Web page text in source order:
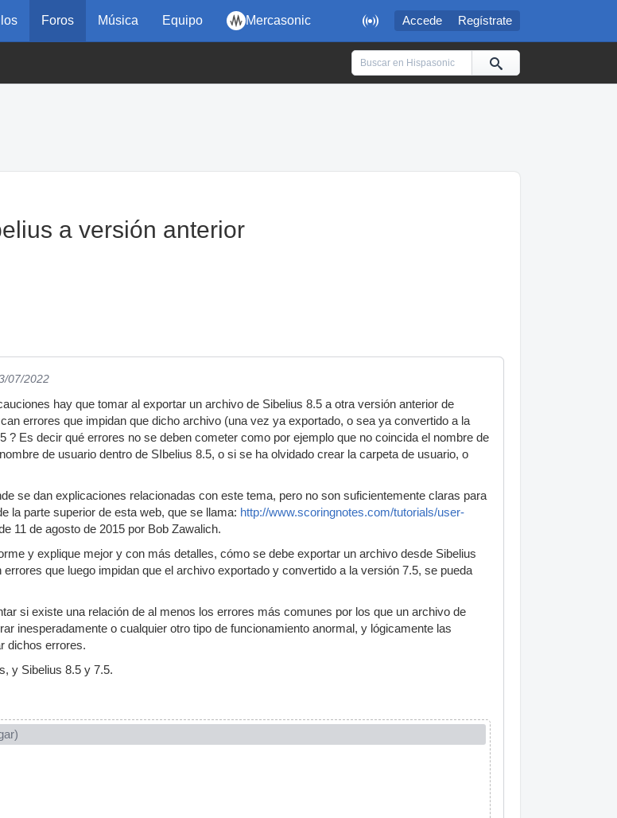
 Accede Regístrate
Foros Música Equipo Mercasonic
a versión anterior
07/2022
hay que tomar al exportar un archivo de Sibelius 8.5 a otra versión anterior de
errores que impidan que dicho archivo (una vez ya exportado, o sea ya convertido a la
? Es decir qué errores no se deben cometer como por ejemplo que no coincida el nombre de
de usuario dentro de SIbelius 8.5, o si se ha olvidado crear la carpeta de usuario, o
se dan explicaciones relacionadas con este tema, pero no son suficientemente claras para
la parte superior de esta web, que se llama: http://www.scoringnotes.com/tutorials/user-
11 de agosto de 2015 por Bob Zawalich.
y explique mejor y con más detalles, cómo se debe exportar un archivo desde Sibelius
que luego impidan que el archivo exportado y convertido a la versión 7.5, se pueda
si existe una relación de al menos los errores más comunes por los que un archivo de
inesperadamente o cualquier otro tipo de funcionamiento anormal, y lógicamente las
dichos errores.
y Sibelius 8.5 y 7.5.